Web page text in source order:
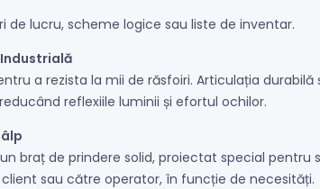
de lucru, scheme logice sau liste de inventar.
Industrială
a rezista la mii de răsfoiri. Articulația
reflexiile luminii și efortul ochilor.
braț de prindere solid, proiectat special pentru
sau către operator, în funcție de necesități.